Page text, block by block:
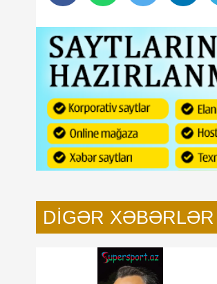
DIGƏR XƏBƏRLƏR